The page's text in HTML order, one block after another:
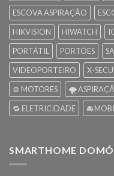
ESCOVA ASPIRAÇÃO
HIKVISION
HIWATCH
PORTÁTIL
PORTÕES
VIDEOPORTEIRO
X-
⚙️ MOTORES
🌪️
🔁 ELETRICIDADE
🚘
SMARTHOME